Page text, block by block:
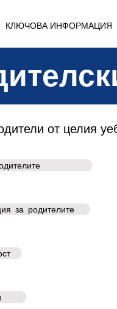
КЛЮЧОВА ИНФОРМАЦИЯ
от целия
за родителите